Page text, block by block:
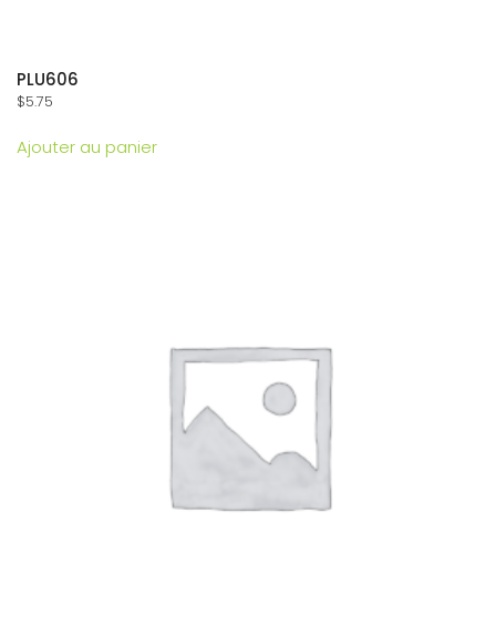
PLU606
$5.75
Ajouter au panier